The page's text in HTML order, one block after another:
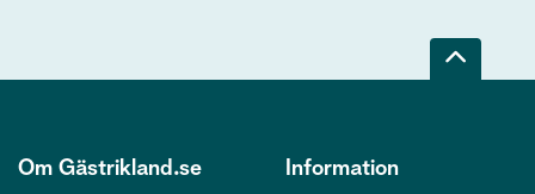
Om Gästrikland.se Information